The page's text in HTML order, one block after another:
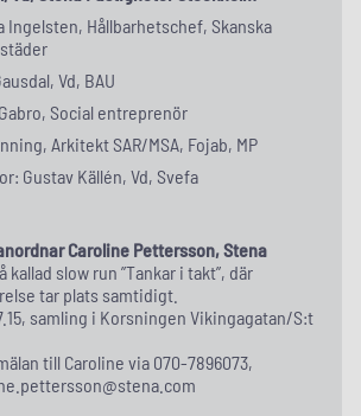
Ingelsten, Hållbarhetschef, Skanska
Vd, BAU
Social entreprenör
Arkitekt SAR/MSA, Fojab, MP
Gustav Källén, Vd, Svefa
Caroline Pettersson, Stena
kallad slow run ”Tankar i takt”, där
tar plats samtidigt.
samling i Korsningen Vikingagatan/S:t
till Caroline via 070-7896073,